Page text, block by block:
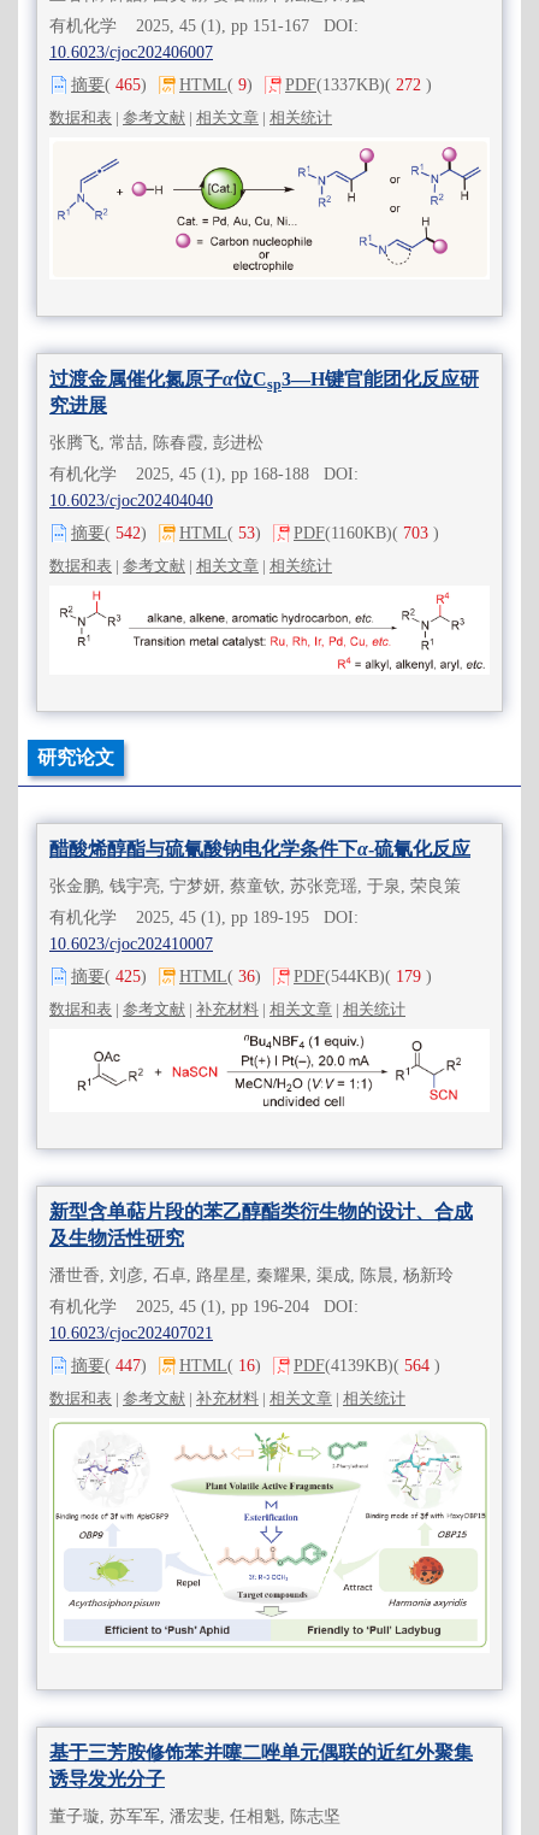
有机化学 2025, 45 (1), pp 151-167 DOI:
10.6023/cjoc202406007
摘要( 465) HTML( 9) PDF(1337KB)( 272 )
数据和表 | 参考文献 | 相关文章 | 相关统计
过渡金属催化氮原子α位Csp3—H键官能团化反应研
究进展
张腾飞, 常喆, 陈春霞, 彭进松
有机化学 2025, 45 (1), pp 168-188 DOI:
10.6023/cjoc202404040
摘要( 542) HTML( 53) PDF(1160KB)( 703 )
数据和表 | 参考文献 | 相关文章 | 相关统计
研究论文
醋酸烯醇酯与硫氰酸钠电化学条件下α-硫氰化反应
张金鹏, 钱宇亮, 宁梦妍, 蔡童钦, 苏张竞瑶, 于泉, 荣良策
有机化学 2025, 45 (1), pp 189-195 DOI:
10.6023/cjoc202410007
摘要( 425) HTML( 36) PDF(544KB)( 179 )
数据和表 | 参考文献 | 补充材料 | 相关文章 | 相关统计
新型含单萜片段的苯乙醇酯类衍生物的设计、合成
及生物活性研究
潘世香, 刘彦, 石卓, 路星星, 秦耀果, 渠成, 陈晨, 杨新玲
有机化学 2025, 45 (1), pp 196-204 DOI:
10.6023/cjoc202407021
摘要( 447) HTML( 16) PDF(4139KB)( 564 )
数据和表 | 参考文献 | 补充材料 | 相关文章 | 相关统计
基于三芳胺修饰苯并噻二唑单元偶联的近红外聚集
诱导发光分子
董子璇, 苏军军, 潘宏斐, 任相魁, 陈志坚